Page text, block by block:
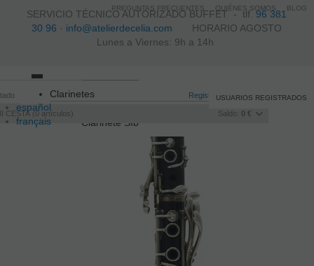
SERVICIO TÉCNICO AUTORIZADO BUFFET -tlf.96 381
30 96 · info@atelierdecelia.com HORARIO AGOSTO
Lunes a Viernes: 9h a 14h
español
français
Registro /Iniciar sesión
CESTA 0 artículos Saldo: 0 €
USUARIOS REGISTRADOS
navigation
Clarinetes
Clarinete SIb
PREGUNTAS FRECUENTES QUIÉNES SOMOS BLOG